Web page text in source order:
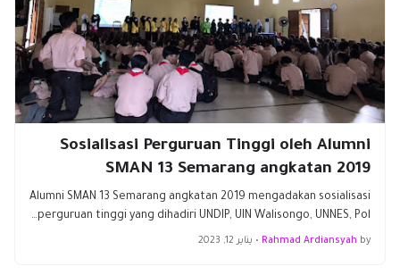
Sosialisasi Perguruan Tinggi oleh Alumni
SMAN 13 Semarang angkatan 2019
Alumni SMAN 13 Semarang angkatan 2019 mengadakan sosialisasi
perguruan tinggi yang dihadiri UNDIP, UIN Walisongo, UNNES, Pol…
by
Rahmad Ardiansyah
• يناير 12, 2023